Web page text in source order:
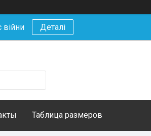
війни Деталі
Таблица размеров